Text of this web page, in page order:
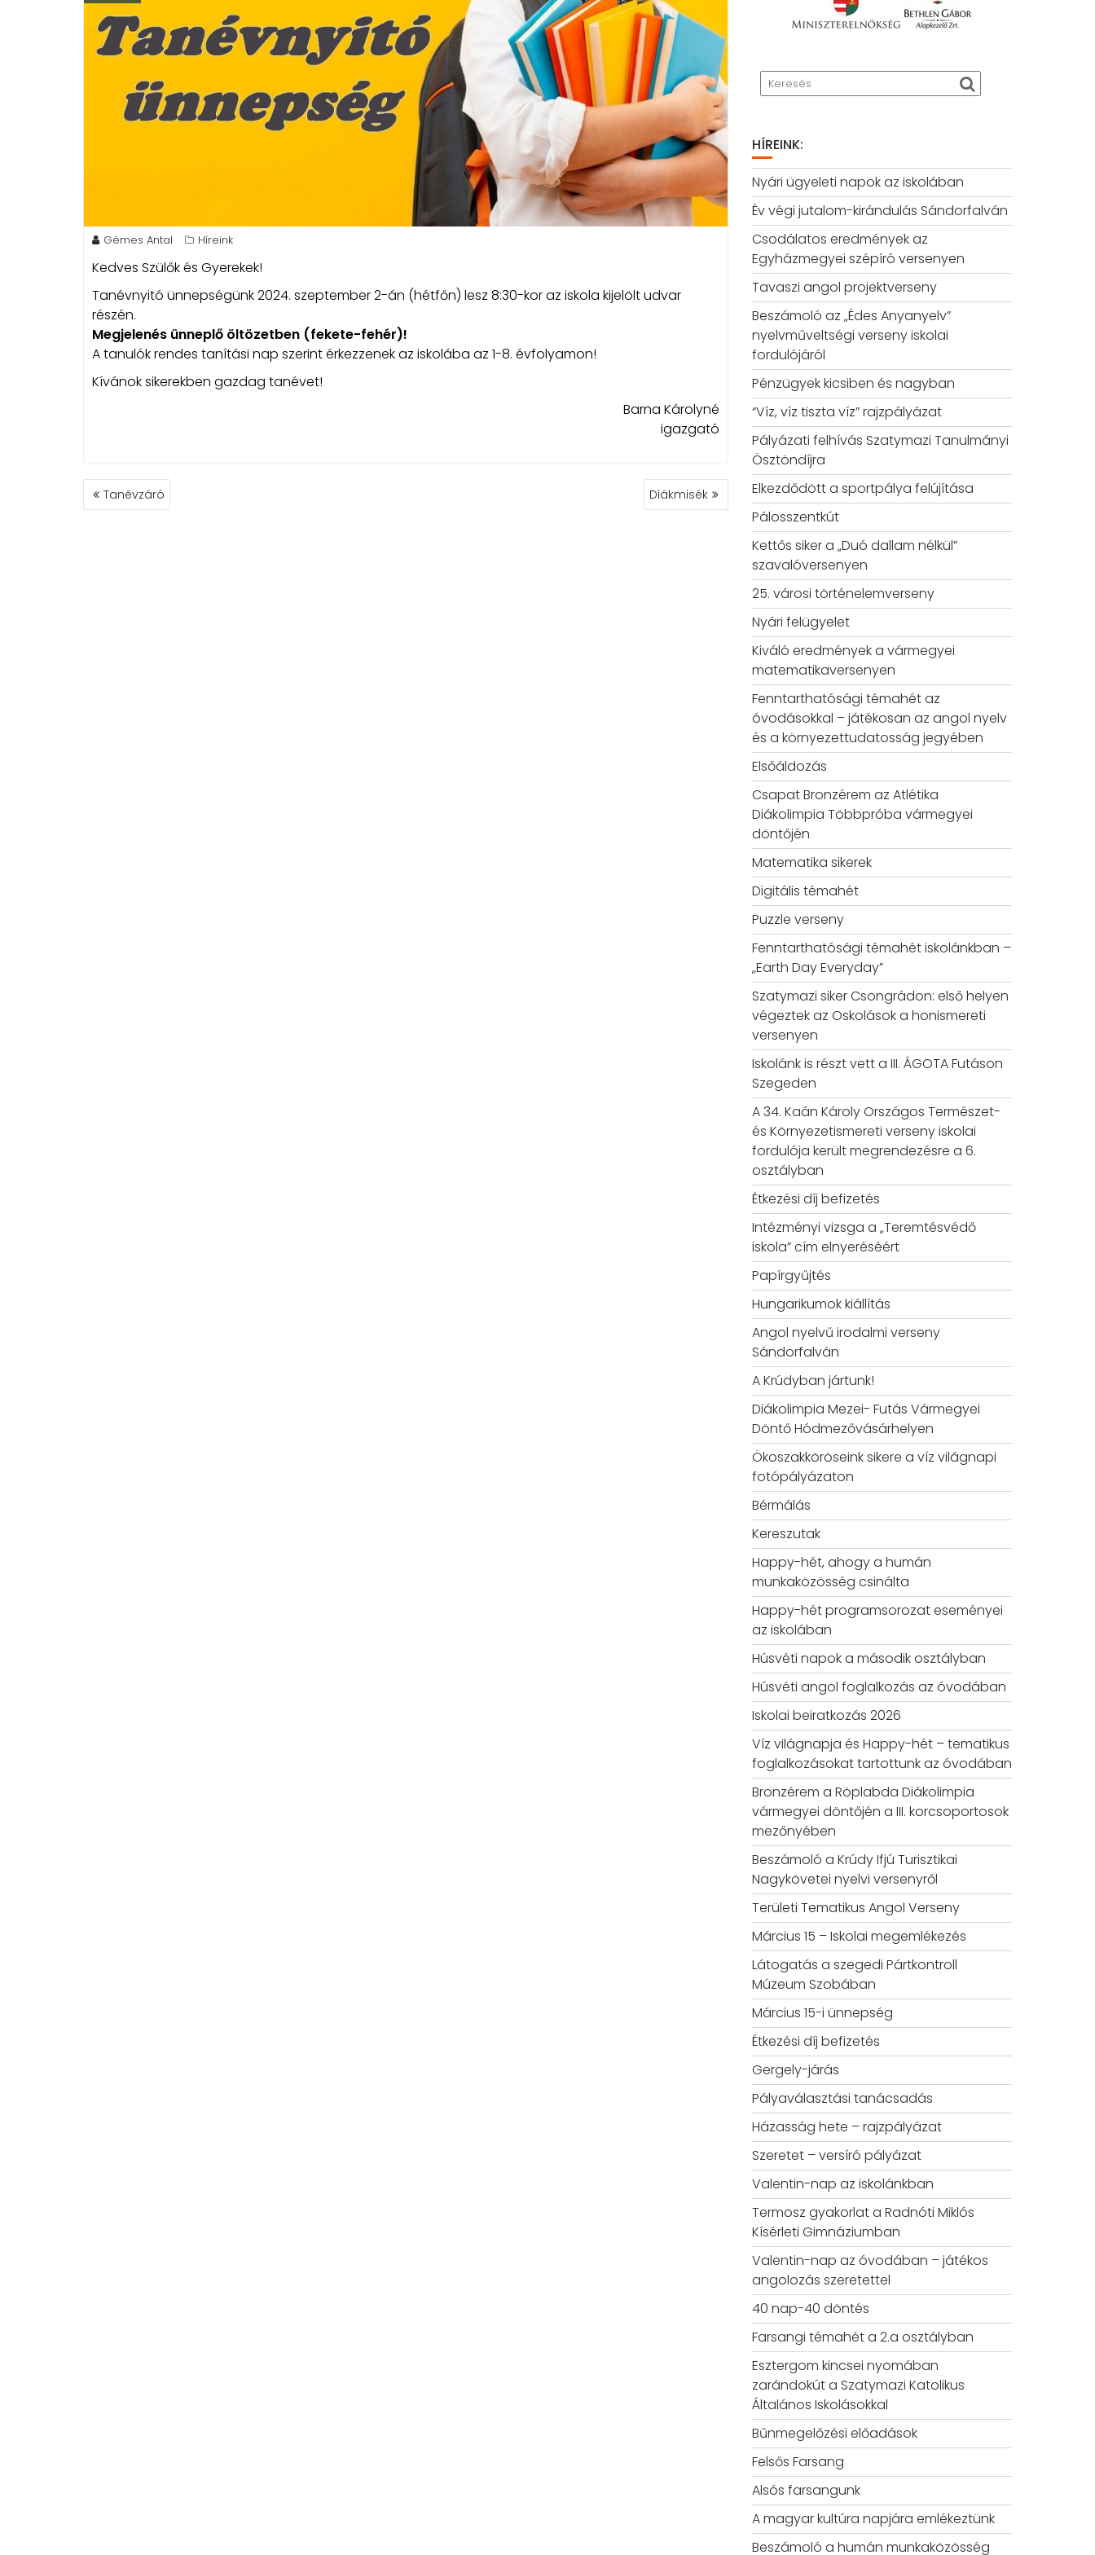
Gémes Antal Híreink
Kedves Szülők és Gyerekek!
Tanévnyitó ünnepségünk 2024. szeptember 2-án (hétfőn) lesz 8:30-kor az iskola kijelölt udvar
részén.
Megjelenés ünneplő öltözetben (fekete-fehér)!
A tanulók rendes tanítási nap szerint érkezzenek az iskolába az 1-8. évfolyamon!
Kívánok sikerekben gazdag tanévet!
Barna Károlyné
igazgató
BEJEGYZÉS
NAVIGÁCIÓ
Tanévzáró Diákmisék
HÍREINK:
Nyári ügyeleti napok az iskolában
Év végi jutalom-kirándulás Sándorfalván
Csodálatos eredmények az
Egyházmegyei szépíró versenyen
Tavaszi angol projektverseny
Beszámoló az „Édes Anyanyelv”
nyelvműveltségi verseny iskolai
fordulójáról
Pénzügyek kicsiben és nagyban
“Víz, víz tiszta víz” rajzpályázat
Pályázati felhívás Szatymazi Tanulmányi
Ösztöndíjra
Elkezdődött a sportpálya felújítása
Pálosszentkút
Kettős siker a „Duó dallam nélkül”
szavalóversenyen
25. városi történelemverseny
Nyári felügyelet
Kiváló eredmények a vármegyei
matematikaversenyen
Fenntarthatósági témahét az
óvodásokkal – játékosan az angol nyelv
és a környezettudatosság jegyében
Elsőáldozás
Csapat Bronzérem az Atlétika
Diákolimpia Többpróba vármegyei
döntőjén
Matematika sikerek
Digitális témahét
Puzzle verseny
Fenntarthatósági témahét iskolánkban –
„Earth Day Everyday”
Szatymazi siker Csongrádon: első helyen
végeztek az Oskolások a honismereti
versenyen
Iskolánk is részt vett a III. ÁGOTA Futáson
Szegeden
A 34. Kaán Károly Országos Természet-
és Környezetismereti verseny iskolai
fordulója került megrendezésre a 6.
osztályban
Étkezési díj befizetés
Intézményi vizsga a „Teremtésvédő
iskola” cím elnyeréséért
Papírgyűjtés
Hungarikumok kiállítás
Angol nyelvű irodalmi verseny
Sándorfalván
A Krúdyban jártunk!
Diákolimpia Mezei- Futás Vármegyei
Döntő Hódmezővásárhelyen
Ökoszakköröseink sikere a víz világnapi
fotópályázaton
Bérmálás
Kereszutak
Happy-hét, ahogy a humán
munkaközösség csinálta
Happy-hét programsorozat eseményei
az iskolában
Húsvéti napok a második osztályban
Húsvéti angol foglalkozás az óvodában
Iskolai beiratkozás 2026
Víz világnapja és Happy-hét – tematikus
foglalkozásokat tartottunk az óvodában
Bronzérem a Röplabda Diákolimpia
vármegyei döntőjén a III. korcsoportosok
mezőnyében
Beszámoló a Krúdy Ifjú Turisztikai
Nagykövetei nyelvi versenyről
Területi Tematikus Angol Verseny
Március 15 – Iskolai megemlékezés
Látogatás a szegedi Pártkontroll
Múzeum Szobában
Március 15-i ünnepség
Étkezési díj befizetés
Gergely-járás
Pályaválasztási tanácsadás
Házasság hete – rajzpályázat
Szeretet – versíró pályázat
Valentin-nap az iskolánkban
Termosz gyakorlat a Radnóti Miklós
Kísérleti Gimnáziumban
Valentin-nap az óvodában – játékos
angolozás szeretettel
40 nap-40 döntés
Farsangi témahét a 2.a osztályban
Esztergom kincsei nyomában
zarándokút a Szatymazi Katolikus
Általános Iskolásokkal
Bűnmegelőzési előadások
Felsős Farsang
Alsós farsangunk
A magyar kultúra napjára emlékeztünk
Beszámoló a humán munkaközösség